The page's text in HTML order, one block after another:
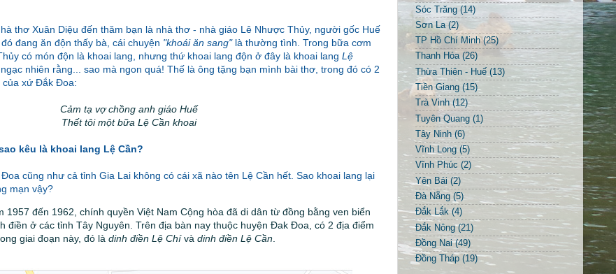
thơ Xuân Diệu đến thăm bạn là nhà thơ - nhà giáo Lê Nhược Thủy, người gốc Huế
đang ăn độn thấy bà, cái chuyện "khoái ăn sang" là thường tình. Trong bữa cơm
có món độn là khoai lang, nhưng thứ khoai lang độn ở đây là khoai lang Lệ
nhiên rằng... sao mà ngon quá! Thế là ông tặng bạn mình bài thơ, trong đó có 2
của xứ Đắk Đoa:
Cảm tạ vợ chồng anh giáo Huế
Thết tôi một bữa Lệ Cần khoai
kêu là khoai lang Lệ Cần?
cũng như cả tỉnh Gia Lai không có cái xã nào tên Lệ Cần hết. Sao khoai lang lại
mạn vậy?
1957 đến 1962, chính quyền Việt Nam Cộng hòa đã di dân từ đồng bằng ven biển
điền ở các tỉnh Tây Nguyên. Trên địa bàn nay thuộc huyện Đak Đoa, có 2 địa điểm
giai đoạn này, đó là dinh điền Lệ Chívà dinh điền Lệ Cần.
Sóc Trăng (14)
Sơn La (2)
TP Hồ Chí Minh (25)
Thanh Hóa (26)
Thừa Thiên - Huế (13)
Tiền Giang (15)
Trà Vinh (12)
Tuyên Quang (1)
Tây Ninh (6)
Vĩnh Long (5)
Vĩnh Phúc (2)
Yên Bái (2)
Đà Nẵng (5)
Đắk Lắk (4)
Đắk Nông (21)
Đồng Nai (49)
Đồng Tháp (19)